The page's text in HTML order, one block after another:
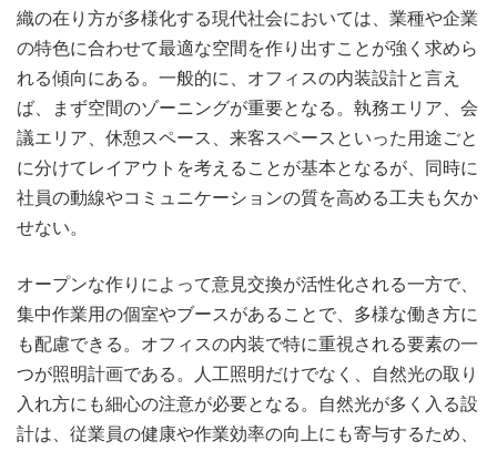
織の在り方が多様化する現代社会においては、業種や企業
の特色に合わせて最適な空間を作り出すことが強く求めら
れる傾向にある。一般的に、オフィスの内装設計と言え
ば、まず空間のゾーニングが重要となる。執務エリア、会
議エリア、休憩スペース、来客スペースといった用途ごと
に分けてレイアウトを考えることが基本となるが、同時に
社員の動線やコミュニケーションの質を高める工夫も欠か
せない。
オープンな作りによって意見交換が活性化される一方で、
集中作業用の個室やブースがあることで、多様な働き方に
も配慮できる。オフィスの内装で特に重視される要素の一
つが照明計画である。人工照明だけでなく、自然光の取り
入れ方にも細心の注意が必要となる。自然光が多く入る設
計は、従業員の健康や作業効率の向上にも寄与するため、